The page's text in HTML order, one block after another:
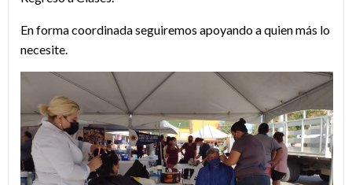
En forma coordinada seguiremos apoyando a quien más lo
necesite.